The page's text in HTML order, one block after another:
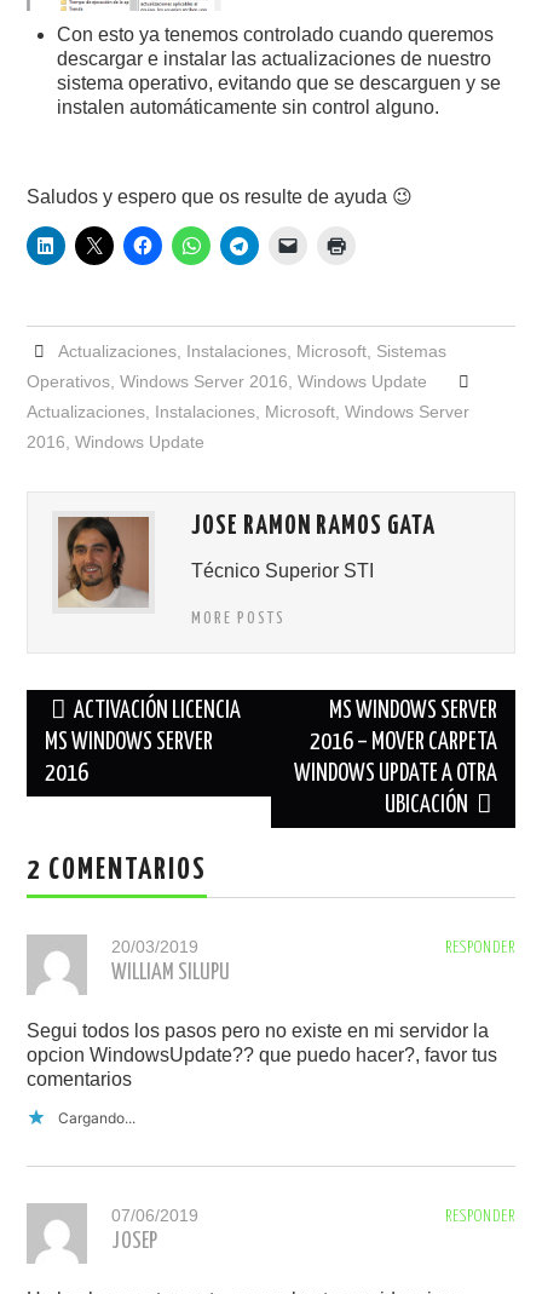
Con esto ya tenemos controlado cuando queremos
descargar e instalar las actualizaciones de nuestro
sistema operativo, evitando que se descarguen y se
instalen automáticamente sin control alguno.
Saludos y espero que os resulte de ayuda 😉
Actualizaciones, Instalaciones, Microsoft, Sistemas
Operativos ,Windows Server 2016 ,Windows Update
Actualizaciones Instalaciones Microsoft ,Windows Server
2016 ,Windows Update
JOSE RAMON RAMOS GATA
Técnico Superior STI
MORE POSTS
Navegación
de
entradas
ACTIVACIÓN LICENCIA
MS WINDOWS SERVER
2016
MS WINDOWS SERVER
2016 – MOVER CARPETA
WINDOWS UPDATE A OTRA
UBICACIÓN
2 COMENTARIOS
RESPONDER
20/03/2019
WILLIAM SILUPU
Segui todos los pasos pero no existe en mi servidor la
opcion WindowsUpdate?? que puedo hacer?, favor tus
comentarios
Cargando...
RESPONDER
07/06/2019
JOSEP